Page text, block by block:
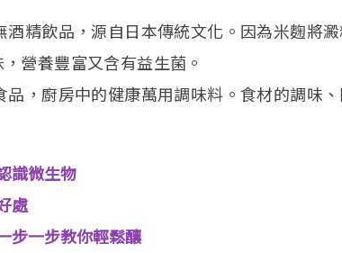
酒精飲品，源自日本傳統文化。因為米麴將
營養豐富又含有益生菌。
，廚房中的健康萬用調味料。食材的調味
識微生物
處
步一步教你輕鬆釀